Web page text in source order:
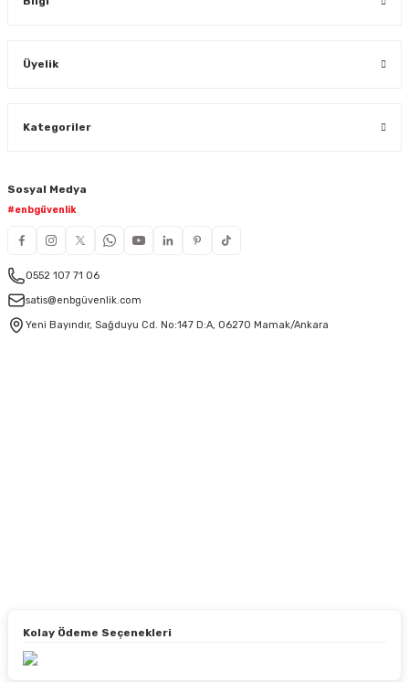
Üyelik
Kategoriler
Sosyal Medya
#enbgüvenlik
0552 107 71 06
satis@enbgüvenlik.com
Yeni Bayındır, Sağduyu Cd. No:147 D:A, 06270 Mamak/Ankara
Kolay Ödeme Seçenekleri